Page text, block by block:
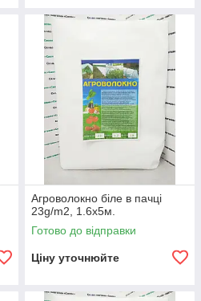
Агроволокно біле в пачці
23g/m2, 1.6х5м.
Готово до відправки
Ціну уточнюйте